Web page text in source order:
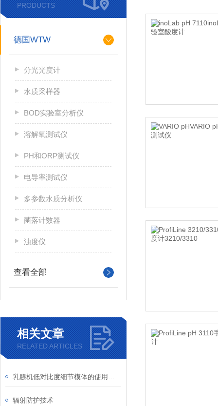
PRODUCTS
德国WTW
分光光度计
水质采样器
BOD实验室分析仪
溶解氧测试仪
PH和ORP测试仪
电导率测试仪
多参数水质分析仪
菌落计数器
浊度仪
查看全部
相关文章
RELATED ARTICLES
辐射防护技术